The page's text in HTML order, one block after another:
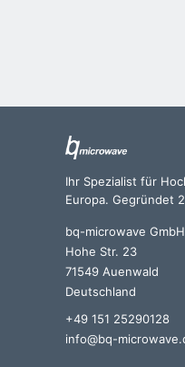
Ihr Spezialist für
Europa. Gegründet
bq-microwave
Hohe Str. 23
71549 Auenwald
Deutschland
+49 151 25290128
info@bq-